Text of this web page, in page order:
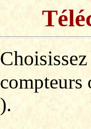
compteurs
).